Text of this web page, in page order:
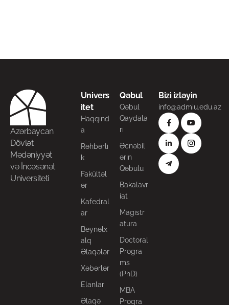
Azərbaycan
Dövlət
Mədəniyyət
və İncəsənət
Universiteti
Univers
itet
Haqqınd
a
Rəhbərli
k
Fakültəl
ər
Kafedral
ar
Beynəlx
alq
Əlaqələr
Xəbərlər
Elanlar
Əlaqə
Qəbul
Qəbul
Qaydala
rı
Əcnəbil
ərin
Qəbulu
Bakalavr
iat
Magistr
atura
Doctoral
Progra
ms
(PhD)
MBA
Proqra
Bizi izləyin
info@admiu.edu.az